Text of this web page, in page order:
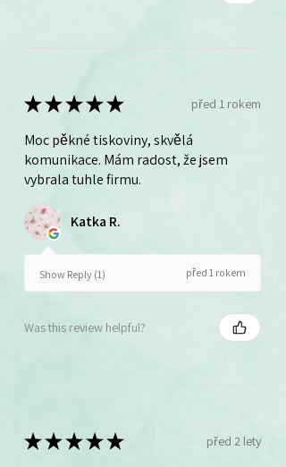
★★★★★ před 1 rokem
Moc pěkné tiskoviny, skvělá
komunikace. Mám radost, že jsem
vybrala tuhle firmu.
Katka R.
Show Reply (1) před 1 rokem
Was this review helpful?
★★★★★ před 2 lety